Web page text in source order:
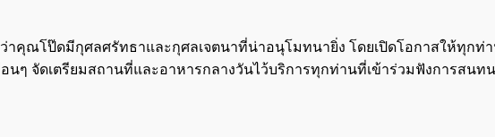
คุณโป๊ดมีกุศลศรัทธาและกุศลเจตนาที่น่าอนุโมทนายิ่ง โดยเปิดโอกาสให้ทุกท่
ๆ จัดเตรียมสถานที่และอาหารกลางวันไว้บริการทุกท่านที่เข้าร่วมฟังการสนท